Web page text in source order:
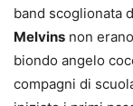
band scoglionata
Melvins non
biondo angelo
compagni di